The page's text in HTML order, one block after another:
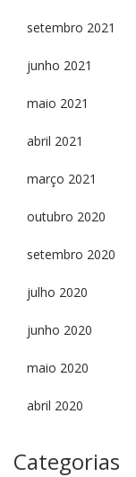
setembro 2021
junho 2021
maio 2021
abril 2021
março 2021
outubro 2020
setembro 2020
julho 2020
junho 2020
maio 2020
abril 2020
Categorias